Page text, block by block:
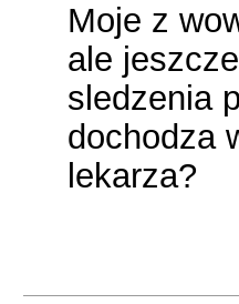
Moje z
ale
sledzenia
dochodza
lekarza?